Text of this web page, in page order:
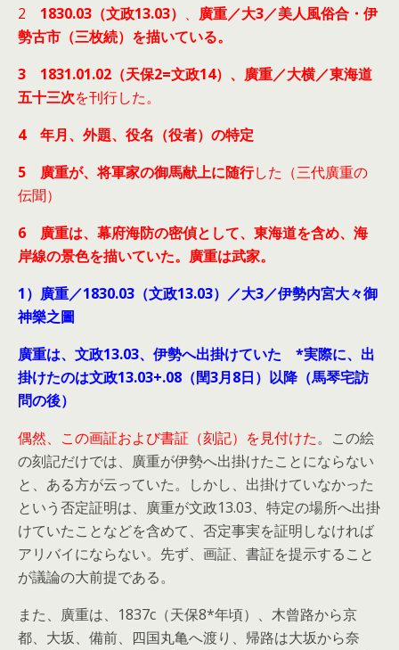
2 1830.03（文政13.03） 、 廣重／大3／美人風俗合・伊
勢古市（三枚続）を描いている。
3 1831.01.02（天保2=文政14）、廣重／大横／東海道
五十三次を刊行した。
4 年月、外題、役名（役者）の特定
5 廣重が、将軍家の御馬献上に随行した（三代廣重の
伝聞）
6 廣重は、幕府海防の密偵として、東海道を含め、海
岸線の景色を描いていた。廣重は武家。
1）廣重／1830.03（文政13.03）／大3／伊勢内宮大々御
神樂之圖
廣重は、文政13.03、伊勢へ出掛けていた *実際に、出
掛けたのは文政13.03+.08（閏3月8日）以降（馬琴宅訪
問の後）
偶然、この画証および書証（刻記）を見付けた。この絵
の刻記だけでは、廣重が伊勢へ出掛けたことにならない
と、ある方が云っていた。しかし、出掛けていなかった
という否定証明は、廣重が文政13.03、特定の場所へ出掛
けていたことなどを含めて、否定事実を証明しなければ
アリバイにならない。先ず、画証、書証を提示すること
が議論の大前提である。
また、廣重は、1837c（天保8*年頃）、木曾路から京
都、大坂、備前、四国丸亀へ渡り、帰路は大坂から奈